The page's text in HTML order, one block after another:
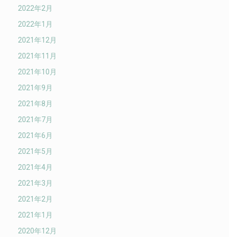
2022年2月
2022年1月
2021年12月
2021年11月
2021年10月
2021年9月
2021年8月
2021年7月
2021年6月
2021年5月
2021年4月
2021年3月
2021年2月
2021年1月
2020年12月